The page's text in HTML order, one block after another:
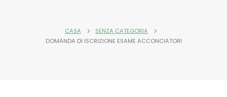
CASA
SENZA CATEGORIA
DOMANDA DI ISCRIZIONE ESAME ACCONCIATORI